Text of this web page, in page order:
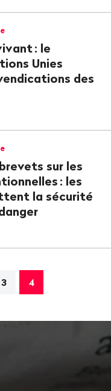
: le
Unies
des
sur les
: les
la sécurité
3 4